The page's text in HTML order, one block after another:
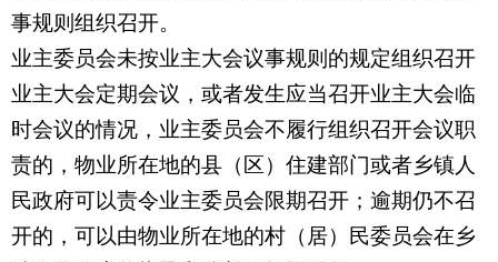
事规则组织召开。
业主委员会未按业主大会议事规则的规定组织召开
业主大会定期会议，或者发生应当召开业主大会临
时会议的情况，业主委员会不履行组织召开会议职
责的，物业所在地的县（区）住建部门或者乡镇人
民政府可以责令业主委员会限期召开；逾期仍不召
开的，可以由物业所在地的村（居）民委员会在乡